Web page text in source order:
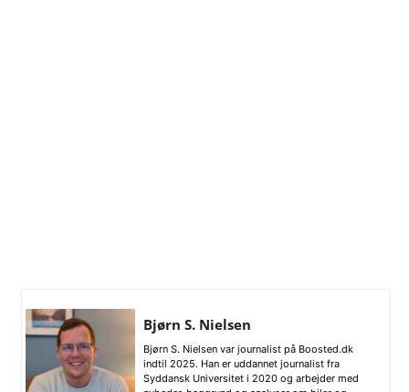
Bjørn S. Nielsen
Bjørn S. Nielsen var journalist på Boosted.dk
indtil 2025. Han er uddannet journalist fra
Syddansk Universitet i 2020 og arbejder med